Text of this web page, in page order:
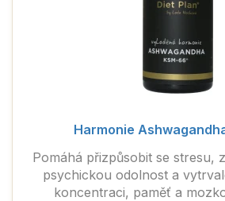
Harmonie
Pomáhá přizpůsobit se stresu,
psychickou odolnost a
koncentraci, paměť a